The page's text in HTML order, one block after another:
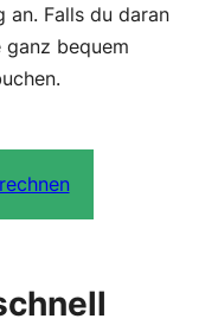
an. Falls du daran
ganz bequem